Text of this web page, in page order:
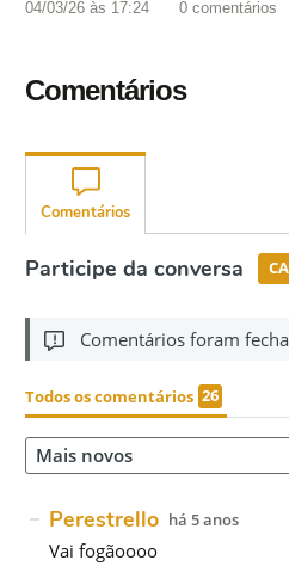
04/03/26 às 17:24 0 comentários
Comentários